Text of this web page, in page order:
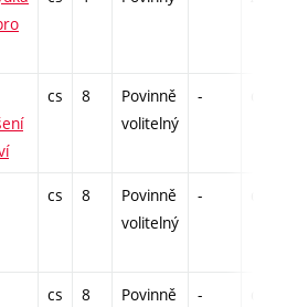
cs 8
Povinně
volitelný
-
cs 8
Povinně
volitelný
-
cs 8
Povinně
-